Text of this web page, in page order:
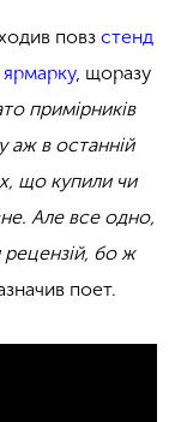
повз стенд
, щоразу
примірників
аж в останній
що купили чи
Але все одно,
рецензій, бо ж
поет.